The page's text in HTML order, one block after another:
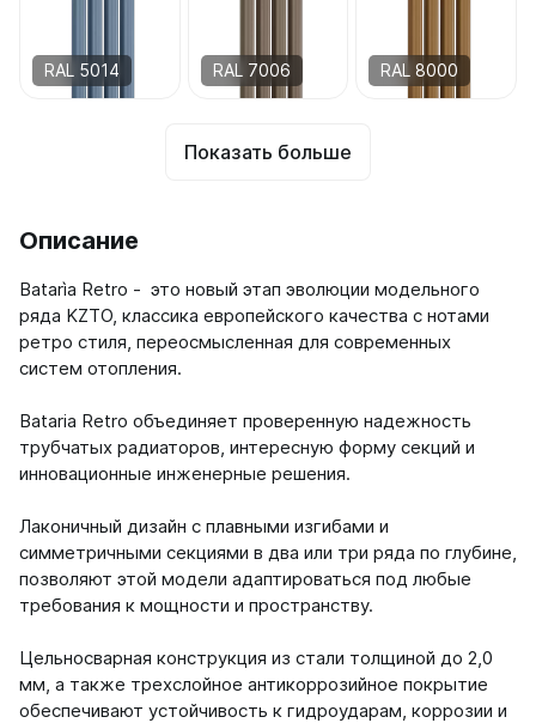
RAL 5014 RAL 7006 RAL 8000
Показать больше
Описание
Batarìa Retro - это новый этап эволюции модельного
ряда KZTO, классика европейского качества c нотами
ретро стиля, переосмысленная для современных
систем отопления.
Bataria Retro объединяет проверенную надежность
трубчатых радиаторов, интересную форму секций и
инновационные инженерные решения.
Лаконичный дизайн с плавными изгибами и
симметричными секциями в два или три ряда по глубине,
позволяют этой модели адаптироваться под любые
требования к мощности и пространству.
Цельносварная конструкция из стали толщиной до 2,0
мм, а также трехслойное антикоррозийное покрытие
обеспечивают устойчивость к гидроударам, коррозии и